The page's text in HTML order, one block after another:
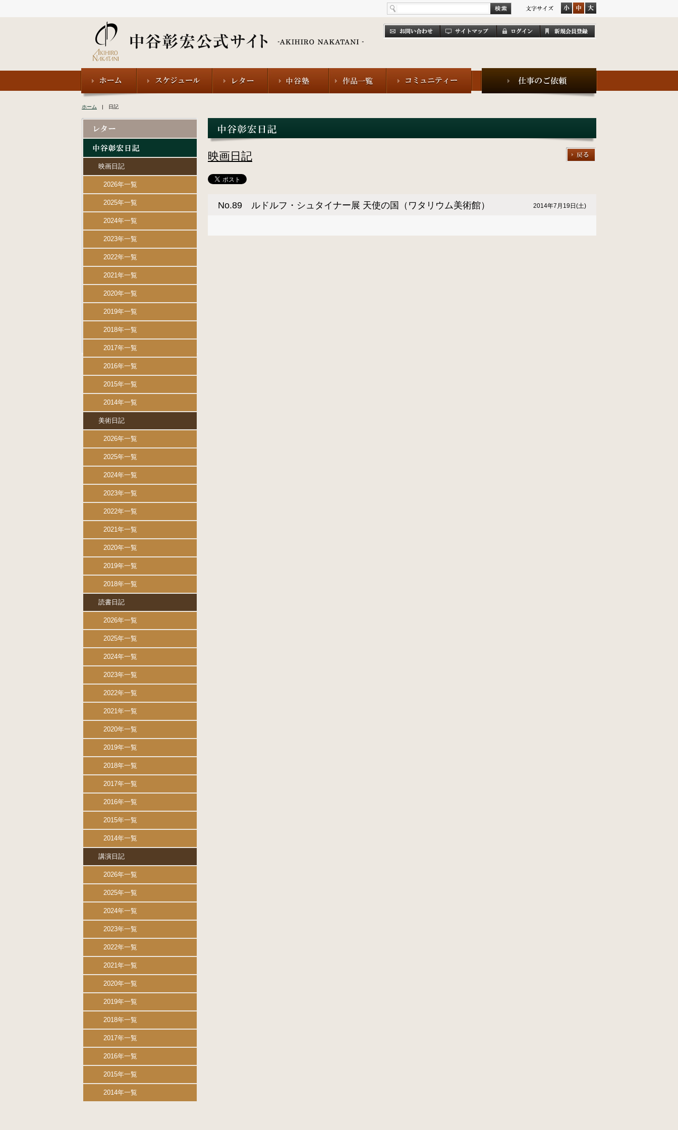
ホーム | 日記
映画日記
No.89 ルドルフ・シュタイナー展 天使の国（ワタリウム美術館） 2014年7月19日(土)
映画日記
2026年一覧
2025年一覧
2024年一覧
2023年一覧
2022年一覧
2021年一覧
2020年一覧
2019年一覧
2018年一覧
2017年一覧
2016年一覧
2015年一覧
2014年一覧
美術日記
2026年一覧
2025年一覧
2024年一覧
2023年一覧
2022年一覧
2021年一覧
2020年一覧
2019年一覧
2018年一覧
読書日記
2026年一覧
2025年一覧
2024年一覧
2023年一覧
2022年一覧
2021年一覧
2020年一覧
2019年一覧
2018年一覧
2017年一覧
2016年一覧
2015年一覧
2014年一覧
講演日記
2026年一覧
2025年一覧
2024年一覧
2023年一覧
2022年一覧
2021年一覧
2020年一覧
2019年一覧
2018年一覧
2017年一覧
2016年一覧
2015年一覧
2014年一覧